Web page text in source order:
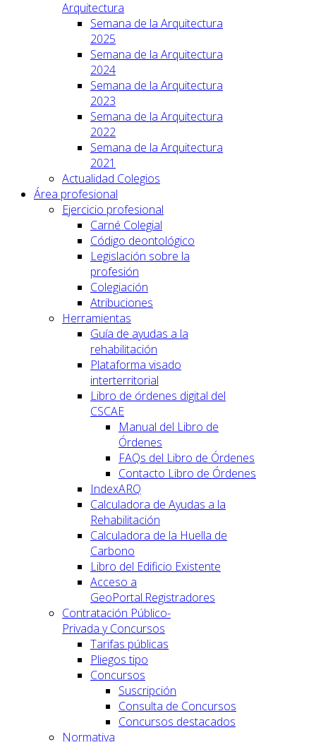
Arquitectura
Semana de la Arquitectura
2025
Semana de la Arquitectura
2024
Semana de la Arquitectura
2023
Semana de la Arquitectura
2022
Semana de la Arquitectura
2021
Actualidad Colegios
Área profesional
Ejercicio profesional
Carné Colegial
Código deontológico
Legislación sobre la
profesión
Colegiación
Atribuciones
Herramientas
Guía de ayudas a la
rehabilitación
Plataforma visado
interterritorial
Libro de órdenes digital del
CSCAE
Manual del Libro de
Órdenes
FAQs del Libro de Órdenes
Contacto Libro de Órdenes
IndexARQ
Calculadora de Ayudas a la
Rehabilitación
Calculadora de la Huella de
Carbono
Libro del Edificio Existente
Acceso a
GeoPortal.Registradores
Contratación Público-
Privada y Concursos
Tarifas públicas
Pliegos tipo
Concursos
Suscripción
Consulta de Concursos
Concursos destacados
Normativa